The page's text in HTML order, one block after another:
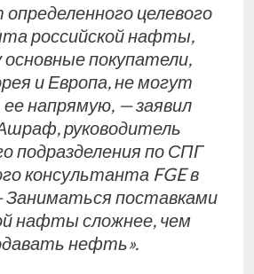
целевого
российской нафты,
основные покупатели,
и Европа, не могут
напрямую, — заявил
руководитель
подразделения по СПГ
консультанта FGE в
Заниматься поставками
нафты сложнее, чем
нефть».